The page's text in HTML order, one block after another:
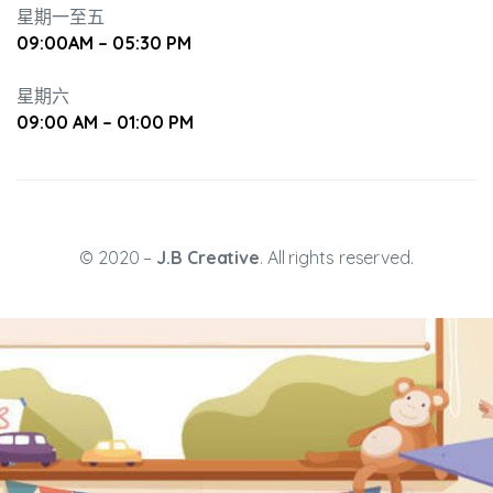
星期一至五
09:00AM – 05:30 PM
星期六
09:00 AM – 01:00 PM
© 2020 – J.B Creative. All rights reserved.